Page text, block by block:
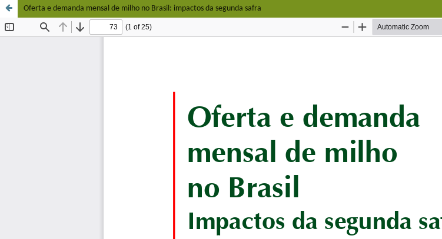
Oferta e demanda mensal de milho no Brasil: impactos da segunda safra